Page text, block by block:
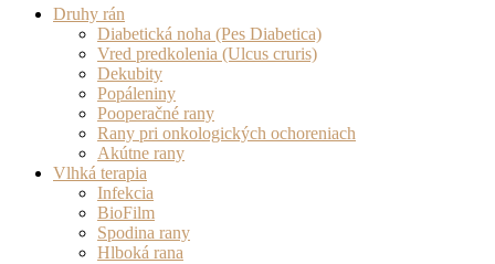
Druhy rán
Diabetická noha (Pes Diabetica)
Vred predkolenia (Ulcus cruris)
Dekubity
Popáleniny
Pooperačné rany
Rany pri onkologických ochoreniach
Akútne rany
Vlhká terapia
Infekcia
BioFilm
Spodina rany
Hlboká rana